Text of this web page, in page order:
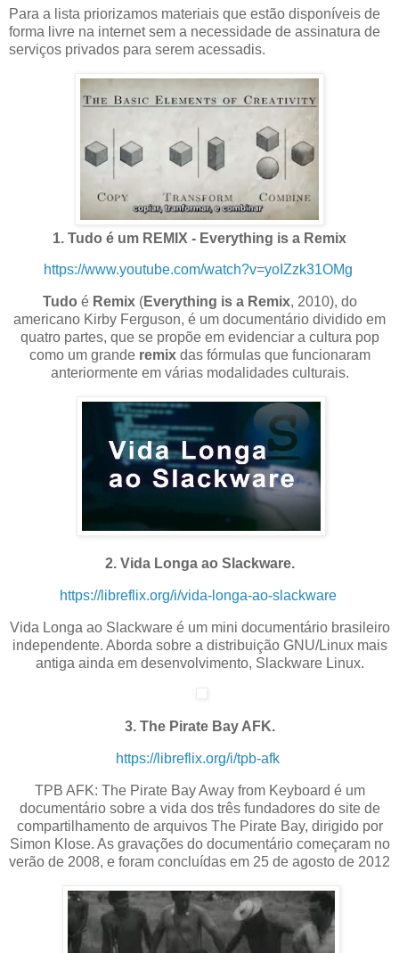
Para a lista priorizamos materiais que estão disponíveis de
forma livre na internet sem a necessidade de assinatura de
serviços privados para serem acessadis.
1. Tudo é um REMIX - Everything is a Remix
https://www.youtube.com/watch?v=yoIZzk31OMg
Tudo é Remix(Everything is a Remix, 2010), do
americano Kirby Ferguson, é um documentário dividido em
quatro partes, que se propõe em evidenciar a cultura pop
como um grande remixdas fórmulas que funcionaram
anteriormente em várias modalidades culturais.
2. Vida Longa ao Slackware.
https://libreflix.org/i/vida-longa-ao-slackware
Vida Longa ao Slackware é um mini documentário brasileiro
independente. Aborda sobre a distribuição GNU/Linux mais
antiga ainda em desenvolvimento, Slackware Linux.
3. The Pirate Bay AFK.
https://libreflix.org/i/tpb-afk
TPB AFK: The Pirate Bay Away from Keyboard é um
documentário sobre a vida dos três fundadores do site de
compartilhamento de arquivos The Pirate Bay, dirigido por
Simon Klose. As gravações do documentário começaram no
verão de 2008, e foram concluídas em 25 de agosto de 2012